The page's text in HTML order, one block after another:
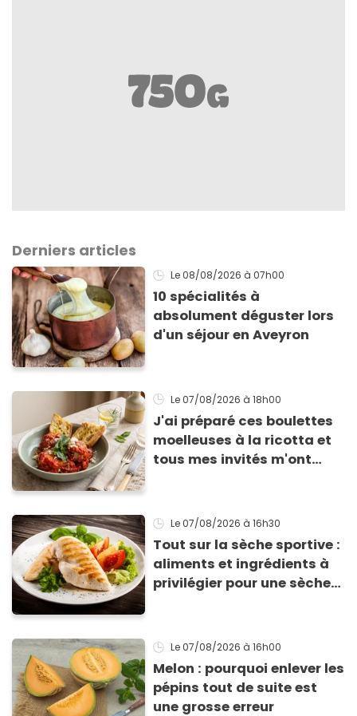
Derniers articles
Le 08/08/2026 à 07h00
10 spécialités à
absolument déguster lors
d'un séjour en Aveyron
Le 07/08/2026 à 18h00
J'ai préparé ces boulettes
moelleuses à la ricotta et
tous mes invités m'ont
Le 07/08/2026 à 16h30
Tout sur la sèche sportive :
aliments et ingrédients à
privilégier pour une sèche
Le 07/08/2026 à 16h00
Melon : pourquoi enlever les
pépins tout de suite est
une grosse erreur